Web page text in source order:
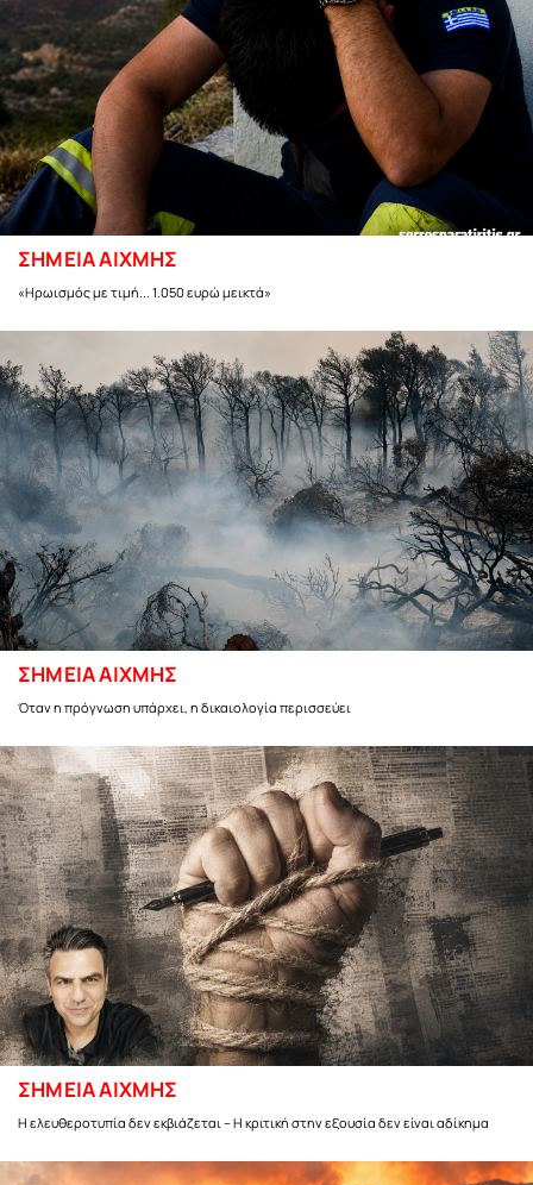
ΣΗΜΕΙΑ ΑΙΧΜΗΣ
«Ηρωισμός με τιμή... 1.050 ευρώ μεικτά»
ΣΗΜΕΙΑ ΑΙΧΜΗΣ
Όταν η πρόγνωση υπάρχει, η δικαιολογία περισσεύει
ΣΗΜΕΙΑ ΑΙΧΜΗΣ
Η ελευθεροτυπία δεν εκβιάζεται – Η κριτική στην εξουσία δεν είναι αδίκημα